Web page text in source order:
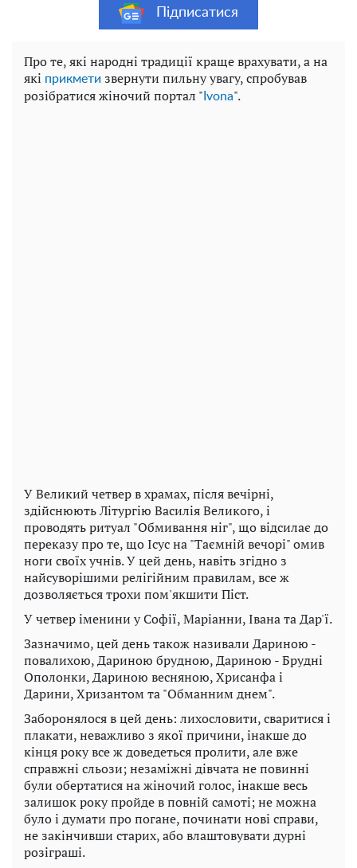
Підписатися
Про те, які народні традиції краще врахувати, а на
які прикмети звернути пильну увагу, спробував
розібратися жіночий портал " Ivona".
У Великий четвер в храмах, після вечірні,
здійснюють Літургію Василія Великого, і
проводять ритуал "Обмивання ніг", що відсилає до
переказу про те, що Ісус на "Таємній вечорі" омив
ноги своїх учнів. У цей день, навіть згідно з
найсуворішими релігійним правилам, все ж
дозволяється трохи пом'якшити Піст.
У четвер іменини у Софії, Маріанни, Івана та Дар'ї.
Зазначимо, цей день також називали Дариною -
повалихою, Дариною брудною, Дариною - Брудні
Ополонки, Дариною весняною, Хрисанфа і
Дарини, Хризантом та "Обманним днем".
Заборонялося в цей день: лихословити, сваритися і
плакати, неважливо з якої причини, інакше до
кінця року все ж доведеться пролити, але вже
справжні сльози; незаміжні дівчата не повинні
були обертатися на жіночий голос, інакше весь
залишок року пройде в повній самоті; не можна
було і думати про погане, починати нові справи,
не закінчивши старих, або влаштовувати дурні
розіграші.